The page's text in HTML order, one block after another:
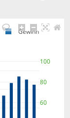
60
80
100
Gewinn